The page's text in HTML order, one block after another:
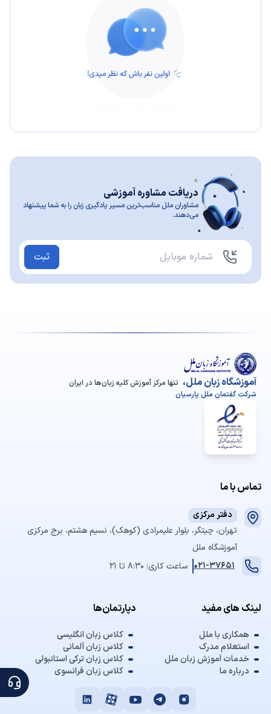
دریافت مشاوره آموزشی
مشاوران ملل مناسب‌ترین مسیر یادگیری زبان را به شما پیشنهاد
می‌دهند.
ثبت
آموزشگاه زبان ملل، تنها مرکز آموزش کلیه زبان‌ها در ایران
شرکت گفتمان ملل پارسیان
تماس با ما
دفتر مرکزی
تهران، چیتگر، بلوار علیمرادی (کوهک)، نسیم هشتم، برج مرکزی
آموزشگاه ملل
021-37651 ساعت کاری: 8:30 تا 21
لینک های مفید
همکاری با ملل
استعلام مدرک
خدمات آموزش زبان ملل
درباره ما
دپارتمان‌ها
کلاس زبان انگلیسی
کلاس زبان آلمانی
کلاس زبان ترکی استانبولی
کلاس زبان فرانسوی